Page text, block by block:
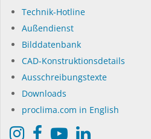
Technik-Hotline
Außendienst
Bilddatenbank
CAD-Konstruktionsdetails
Ausschreibungstexte
Downloads
proclima.com in English